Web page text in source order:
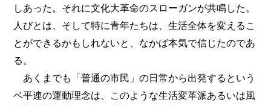
しあった。それに文化大革命のスローガンが共鳴した。
人びとは、そして特に青年たちは、生活全体を変えるこ
とができるかもしれないと、なかば本気で信じたのであ
る。
あくまでも「普通の市民」の日常から出発するという
ベ平連の運動理念は、このような生活変革派あるいは風